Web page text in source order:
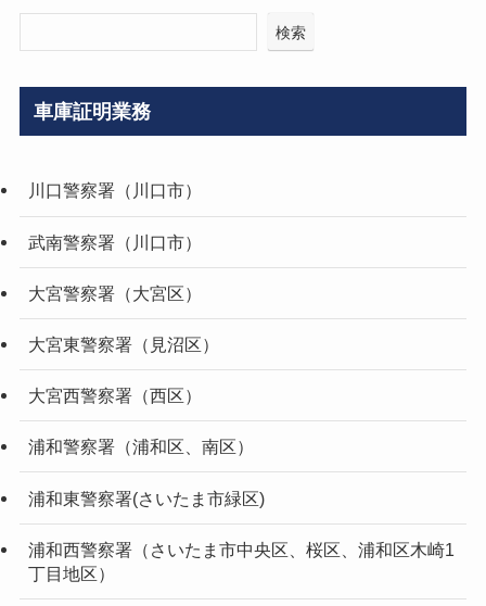
検索
車庫証明業務
川口警察署（川口市）
武南警察署（川口市）
大宮警察署（大宮区）
大宮東警察署（見沼区）
大宮西警察署（西区）
浦和警察署（浦和区、南区）
浦和東警察署(さいたま市緑区)
浦和西警察署（さいたま市中央区、桜区、浦和区木崎1
丁目地区）